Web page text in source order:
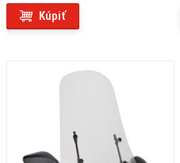
Kúpiť